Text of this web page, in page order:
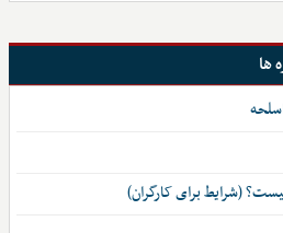
ها
(شرایط برای کارگران)